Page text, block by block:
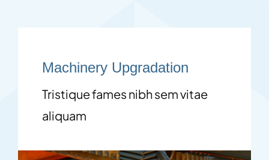
Machinery Upgradation
Tristique fames nibh sem vitae
aliquam